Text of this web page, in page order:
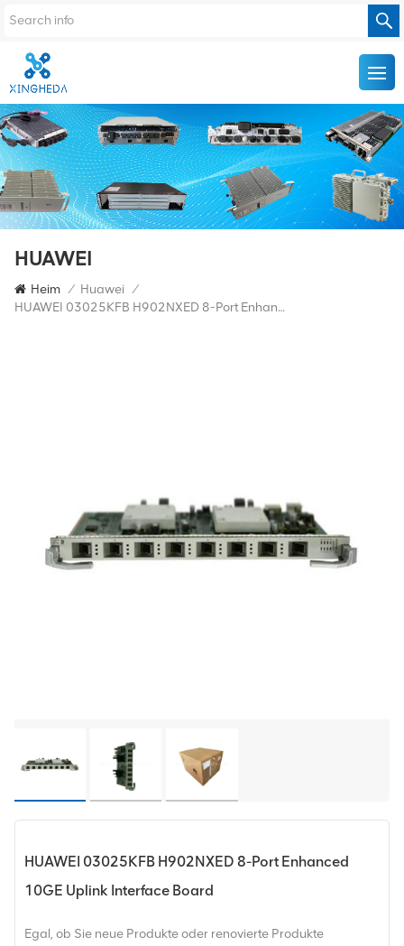
HUAWEI
Heim / Huawei /
HUAWEI 03025KFB H902NXED 8-Port Enhanced 10GE Uplink Interface Board
HUAWEI 03025KFB H902NXED 8-Port Enhanced
10GE Uplink Interface Board
Egal, ob Sie neue Produkte oder renovierte Produkte